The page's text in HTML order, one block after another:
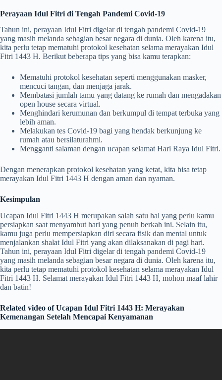
Perayaan Idul Fitri di Tengah Pandemi Covid-19
Tahun ini, perayaan Idul Fitri digelar di tengah pandemi Covid-19
yang masih melanda sebagian besar negara di dunia. Oleh karena itu,
kita perlu tetap mematuhi protokol kesehatan selama merayakan Idul
Fitri 1443 H. Berikut beberapa tips yang bisa kamu terapkan:
Mematuhi protokol kesehatan seperti menggunakan masker,
mencuci tangan, dan menjaga jarak.
Membatasi jumlah tamu yang datang ke rumah dan mengadakan
open house secara virtual.
Menghindari kerumunan dan berkumpul di tempat terbuka yang
lebih aman.
Melakukan tes Covid-19 bagi yang hendak berkunjung ke
rumah atau bersilaturahmi.
Mengganti salaman dengan ucapan selamat Hari Raya Idul Fitri.
Dengan menerapkan protokol kesehatan yang ketat, kita bisa tetap
merayakan Idul Fitri 1443 H dengan aman dan nyaman.
Kesimpulan
Ucapan Idul Fitri 1443 H merupakan salah satu hal yang perlu kamu
persiapkan saat menyambut hari yang penuh berkah ini. Selain itu,
kamu juga perlu mempersiapkan diri secara fisik dan mental untuk
menjalankan shalat Idul Fitri yang akan dilaksanakan di pagi hari.
Tahun ini, perayaan Idul Fitri digelar di tengah pandemi Covid-19
yang masih melanda sebagian besar negara di dunia. Oleh karena itu,
kita perlu tetap mematuhi protokol kesehatan selama merayakan Idul
Fitri 1443 H. Selamat merayakan Idul Fitri 1443 H, mohon maaf lahir
dan batin!
Related video of Ucapan Idul Fitri 1443 H: Merayakan
Kemenangan Setelah Mencapai Kenyamanan